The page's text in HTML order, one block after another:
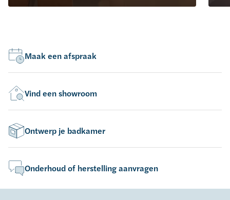
Maak een afspraak
Vind een showroom
Ontwerp je badkamer
Onderhoud of herstelling aanvragen